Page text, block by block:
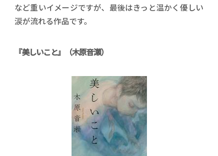
など重いイメージですが、最後はきっと温かく優しい
涙が流れる作品です。
『美しいこと』（木原音瀬）